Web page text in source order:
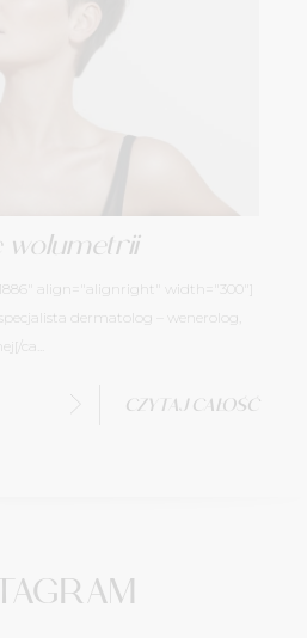
wolumetrii
align="alignright" width="300"]
dermatolog – wenerolog,
ca...
CZYTAJ CAŁOŚĆ